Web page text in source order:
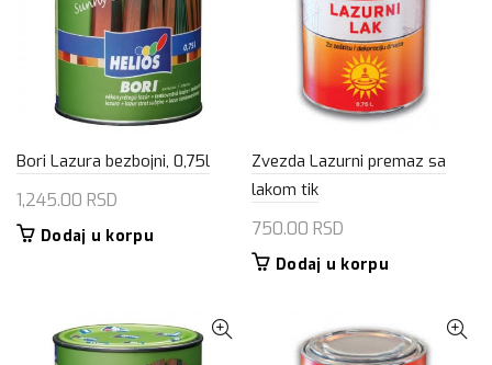
Bori Lazura bezbojni, 0,75l
1,245.00 RSD
Dodaj u korpu
Zvezda Lazurni premaz sa
lakom tik
750.00 RSD
Dodaj u korpu